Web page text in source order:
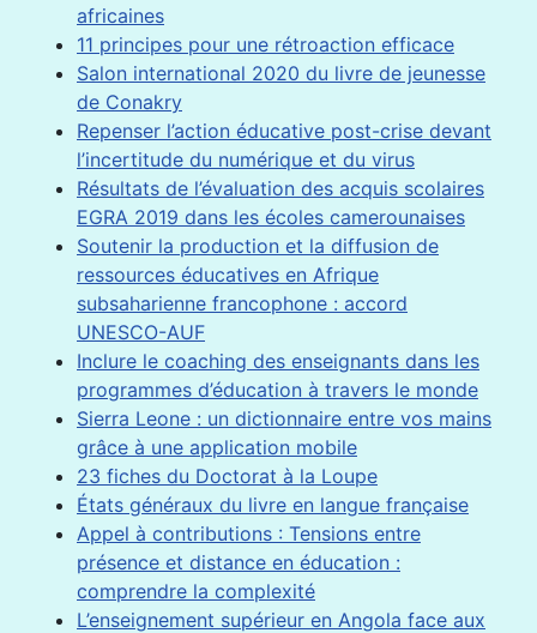
africaines
11 principes pour une rétroaction efficace
Salon international 2020 du livre de jeunesse
de Conakry
Repenser l’action éducative post-crise devant
l’incertitude du numérique et du virus
Résultats de l’évaluation des acquis scolaires
EGRA 2019 dans les écoles camerounaises
Soutenir la production et la diffusion de
ressources éducatives en Afrique
subsaharienne francophone : accord
UNESCO-AUF
Inclure le coaching des enseignants dans les
programmes d’éducation à travers le monde
Sierra Leone : un dictionnaire entre vos mains
grâce à une application mobile
23 fiches du Doctorat à la Loupe
États généraux du livre en langue française
Appel à contributions : Tensions entre
présence et distance en éducation :
comprendre la complexité
L’enseignement supérieur en Angola face aux